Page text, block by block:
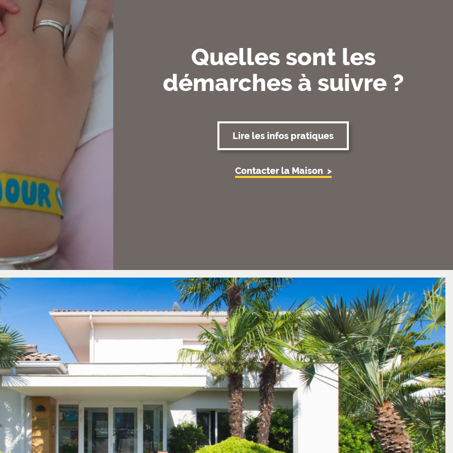
Quelles sont les
démarches à suivre ?
Lire les infos pratiques
Contacter la Maison